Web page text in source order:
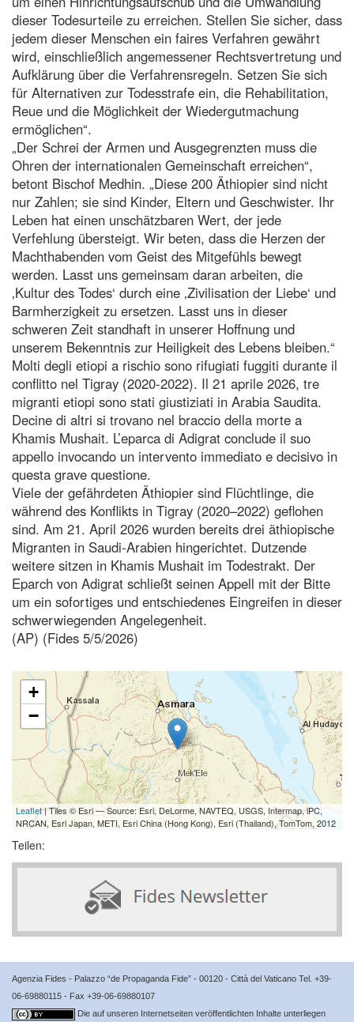
dieser Todesurteile zu erreichen. Stellen Sie sicher, dass
jedem dieser Menschen ein faires Verfahren gewährt
wird, einschließlich angemessener Rechtsvertretung und
Aufklärung über die Verfahrensregeln. Setzen Sie sich
für Alternativen zur Todesstrafe ein, die Rehabilitation,
Reue und die Möglichkeit der Wiedergutmachung
ermöglichen“.
„Der Schrei der Armen und Ausgegrenzten muss die
Ohren der internationalen Gemeinschaft erreichen“,
betont Bischof Medhin. „Diese 200 Äthiopier sind nicht
nur Zahlen; sie sind Kinder, Eltern und Geschwister. Ihr
Leben hat einen unschätzbaren Wert, der jede
Verfehlung übersteigt. Wir beten, dass die Herzen der
Machthabenden vom Geist des Mitgefühls bewegt
werden. Lasst uns gemeinsam daran arbeiten, die
‚Kultur des Todes‘ durch eine ‚Zivilisation der Liebe‘ und
Barmherzigkeit zu ersetzen. Lasst uns in dieser
schweren Zeit standhaft in unserer Hoffnung und
unserem Bekenntnis zur Heiligkeit des Lebens bleiben.“
Molti degli etiopi a rischio sono rifugiati fuggiti durante il
conflitto nel Tigray (2020-2022). Il 21 aprile 2026, tre
migranti etiopi sono stati giustiziati in Arabia Saudita.
Decine di altri si trovano nel braccio della morte a
Khamis Mushait. L’eparca di Adigrat conclude il suo
appello invocando un intervento immediato e decisivo in
questa grave questione.
Viele der gefährdeten Äthiopier sind Flüchtlinge, die
während des Konflikts in Tigray (2020–2022) geflohen
sind. Am 21. April 2026 wurden bereits drei äthiopische
Migranten in Saudi-Arabien hingerichtet. Dutzende
weitere sitzen in Khamis Mushait im Todestrakt. Der
Eparch von Adigrat schließt seinen Appell mit der Bitte
um ein sofortiges und entschiedenes Eingreifen in dieser
schwerwiegenden Angelegenheit.
(AP) (Fides 5/5/2026)
+
−
Leaflet| Tiles © Esri — Source: Esri, DeLorme, NAVTEQ, USGS, Intermap, iPC,
NRCAN, Esri Japan, METI, Esri China (Hong Kong), Esri (Thailand), TomTom, 2012
Teilen:
Agenzia Fides - Palazzo “de Propaganda Fide” - 00120 - Città del Vaticano Tel. +39-
06-69880115 - Fax +39-06-69880107
Die auf unseren Internetseiten veröffentlichten Inhalte unterliegen